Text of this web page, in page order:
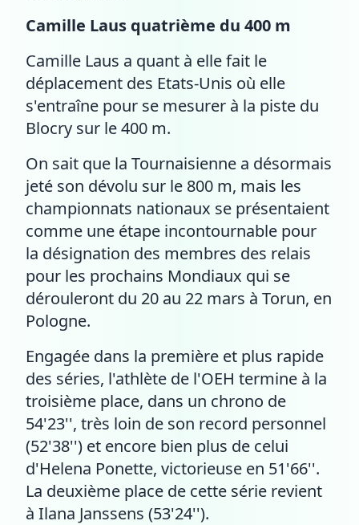
Camille Laus quatrième du 400 m
Camille Laus a quant à elle fait le
déplacement des Etats-Unis où elle
s'entraîne pour se mesurer à la piste du
Blocry sur le 400 m.
On sait que la Tournaisienne a désormais
jeté son dévolu sur le 800 m, mais les
championnats nationaux se présentaient
comme une étape incontournable pour
la désignation des membres des relais
pour les prochains Mondiaux qui se
dérouleront du 20 au 22 mars à Torun, en
Pologne.
Engagée dans la première et plus rapide
des séries, l'athlète de l'OEH termine à la
troisième place, dans un chrono de
54'23'', très loin de son record personnel
(52'38'') et encore bien plus de celui
d'Helena Ponette, victorieuse en 51'66''.
La deuxième place de cette série revient
à Ilana Janssens (53'24'').